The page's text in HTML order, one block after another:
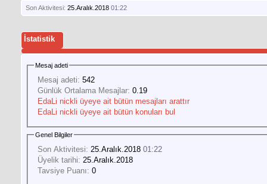
Son Aktivitesi: 25.Aralık.2018 01:22
İstatistik
Mesaj adeti
Mesaj adeti: 542
Günlük Ortalama Mesajlar: 0.19
EdaLi nickli üyeye ait bütün mesajları arattır
EdaLi nickli üyeye ait bütün konuları bul
Genel Bilgiler
Son Aktivitesi: 25.Aralık.2018 01:22
Üyelik tarihi: 25.Aralık.2018
Tavsiye Puanı: 0